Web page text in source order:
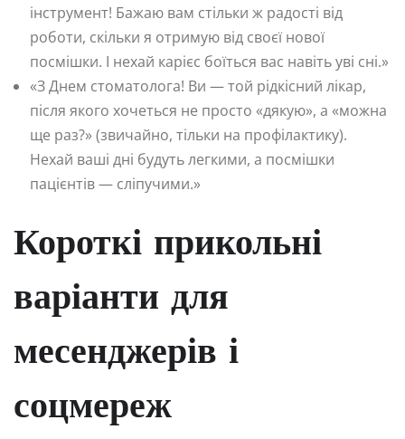
інструмент! Бажаю вам стільки ж радості від
роботи, скільки я отримую від своєї нової
посмішки. І нехай карієс боїться вас навіть уві сні.»
«З Днем стоматолога! Ви — той рідкісний лікар,
після якого хочеться не просто «дякую», а «можна
ще раз?» (звичайно, тільки на профілактику).
Нехай ваші дні будуть легкими, а посмішки
пацієнтів — сліпучими.»
Короткі прикольні
варіанти для
месенджерів і
соцмереж